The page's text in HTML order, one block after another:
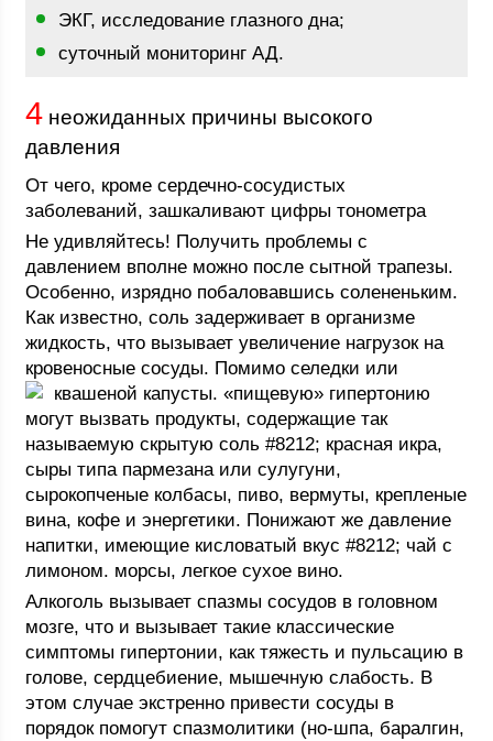
ЭКГ, исследование глазного дна;
суточный мониторинг АД.
4 неожиданных причины высокого
давления
От чего, кроме сердечно-сосудистых
заболеваний, зашкаливают цифры тонометра
Не удивляйтесь! Получить проблемы с
давлением вполне можно после сытной трапезы.
Особенно, изрядно побаловавшись солененьким.
Как известно, соль задерживает в организме
жидкость, что вызывает увеличение нагрузок на
кровеносные сосуды. Помимо селедки или
квашеной капусты. «пищевую» гипертонию
могут вызвать продукты, содержащие так
называемую скрытую соль #8212; красная икра,
сыры типа пармезана или сулугуни,
сырокопченые колбасы, пиво, вермуты, крепленые
вина, кофе и энергетики. Понижают же давление
напитки, имеющие кисловатый вкус #8212; чай с
лимоном. морсы, легкое сухое вино.
Алкоголь вызывает спазмы сосудов в головном
мозге, что и вызывает такие классические
симптомы гипертонии, как тяжесть и пульсацию в
голове, сердцебиение, мышечную слабость. В
этом случае экстренно привести сосуды в
порядок помогут спазмолитики (но-шпа, баралгин,